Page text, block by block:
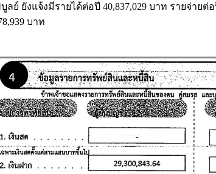
ย์ ยังแจ้งมีรายได้ต่อปี 40,837,029 บาท รายจ่ายต่
บาท